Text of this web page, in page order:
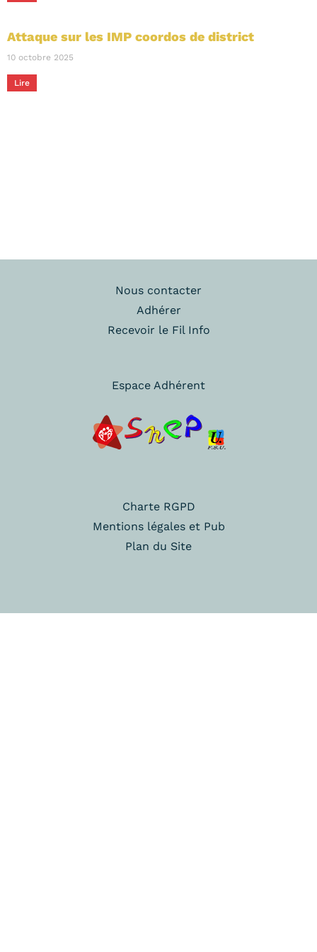
Attaque sur les IMP coordos de district
10 octobre 2025
Lire
Nous contacter
Adhérer
Recevoir le Fil Info
Espace Adhérent
Charte RGPD
Mentions légales et Pub
Plan du Site